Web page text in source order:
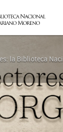
la Biblioteca